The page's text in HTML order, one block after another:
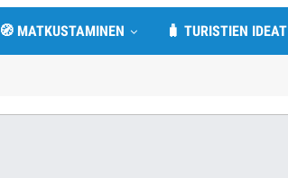
🧭 MATKUSTAMINEN 🧳 TURISTIEN IDEAT